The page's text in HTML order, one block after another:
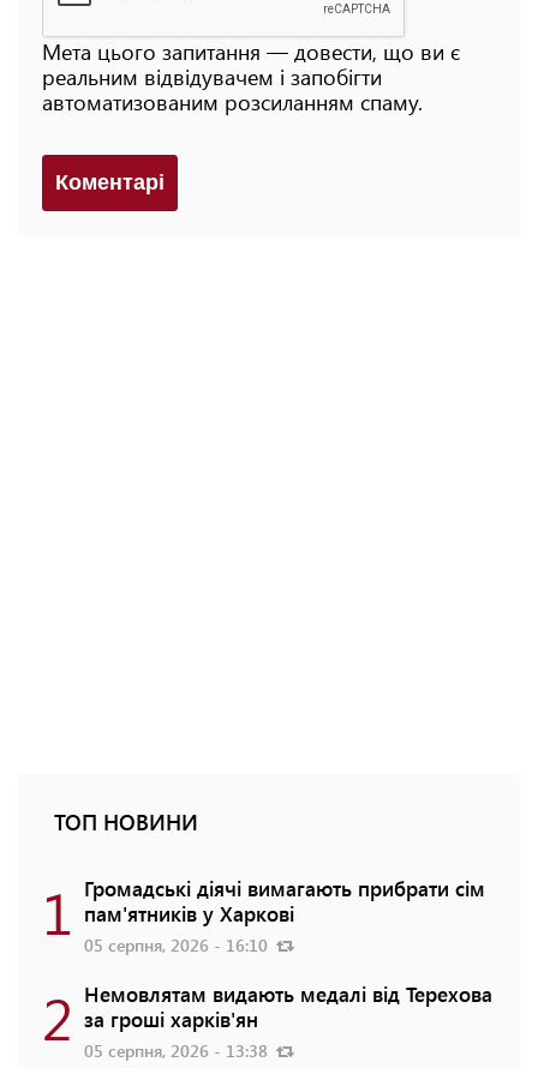
Мета цього запитання — довести, що ви є
реальним відвідувачем і запобігти
автоматизованим розсиланням спаму.
Коментарi
ТОП НОВИНИ
1 Громадські діячі вимагають прибрати сім
пам'ятників у Харкові
05 серпня, 2026 - 16:10
2 Немовлятам видають медалі від Терехова
за гроші харків'ян
05 серпня, 2026 - 13:38